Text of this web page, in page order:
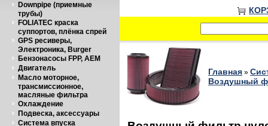
Downpipe (приемные
трубы)
FOLIATEC краска
суппортов, плёнка спрей
GPS ресиверы,
Электроника, Burger
Бензонасосы FPP, AEM
Двигатель
Масло моторное,
трансмиссионное,
масляные фильтра
Охлаждение
Подвеска, аксессуары
Система впуска
Главная »
Воздушный